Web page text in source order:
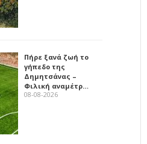
Πήρε ξανά ζωή το
γήπεδο της
Δημητσάνας –
Φιλική αναμέτρ…
08-08-2026